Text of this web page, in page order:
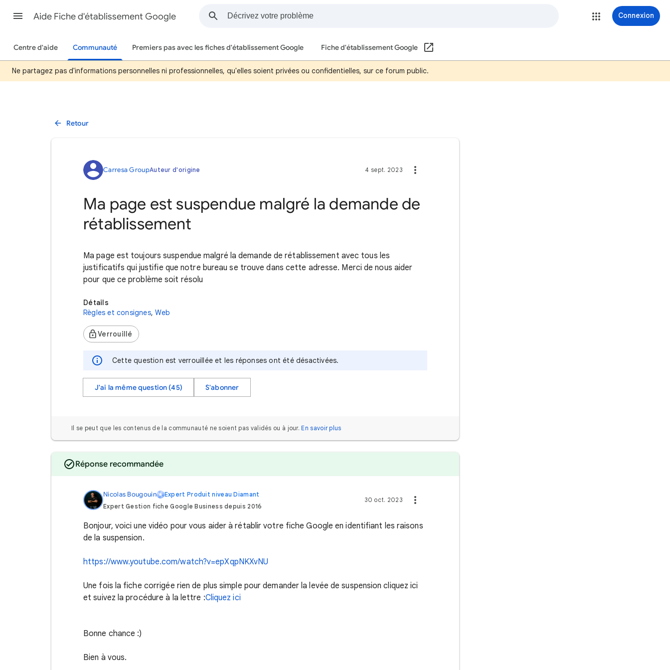
Aide Fiche d'établissement Google Connexion
Centre d'aide Communauté Premiers pas avec les fiches d'établissement Google Fiche d'établissement Google
Ne partagez pas d'informations personnelles ni professionnelles, qu'elles soient privées ou confidentielles, sur ce forum public.
Retour
Carresa GroupAuteur d'origine 4 sept. 2023
Ma page est suspendue malgré la demande de
rétablissement
Ma page est toujours suspendue malgré la demande de rétablissement avec tous les
justificatifs qui justifie que notre bureau se trouve dans cette adresse. Merci de nous aider
pour que ce problème soit résolu
Détails
Règles et consignes, Web
Verrouillé
Cette question est verrouillée et les réponses ont été désactivées.
J'ai la même question (45) S'abonner
Il se peut que les contenus de la communauté ne soient pas validés ou à jour. En savoir plus
Réponse recommandée
Nicolas Bougouin
Expert Produit niveau Diamant
Expert Gestion fiche Google Business depuis 2016
30 oct. 2023
Bonjour, voici une vidéo pour vous aider à rétablir votre fiche Google en identifiant les raisons
de la suspension.
https://www.youtube.com/watch?v=epXqpNKXvNU
Une fois la fiche corrigée rien de plus simple pour demander la levée de suspension cliquez ici
et suivez la procédure à la lettre :Cliquez ici
Bonne chance :)
Bien à vous.